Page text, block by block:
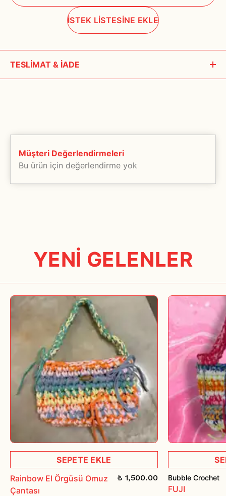
İSTEK LİSTESİNE EKLE
TESLİMAT & İADE
Özel üretim ürünlerin teslim süreleri imalat zamanına göre farklılık
müşteri temsilcilerimizden teyit ediniz.
çok kullanıcıya alışveriş yapma imkânı tanır. Ender de olsa
tüketicinin aynı ürünü alması söz konusudur ve ürün stoklarda
tükenmektedir. Bu durumda, ürün en fazla 30 gün içinde tüketiciye
Müşteri Değerlendirmeleri
Bu ürün için değerlendirme yok
YENİ GELENLER
SEPETE EKLE
Rainbow El Örgüsü Omuz
Çantası
₺ 1,500.00 Bubble Crochet
FUJI